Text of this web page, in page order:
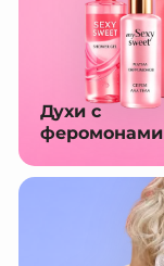
Духи с
феромонами